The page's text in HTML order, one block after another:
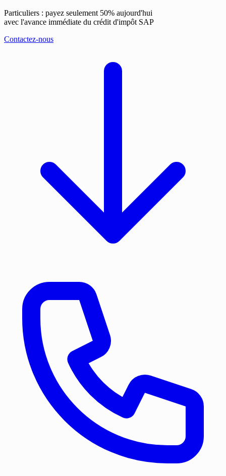
Particuliers : payez seulement 50% aujourd'hui
avec l'avance immédiate du crédit d'impôt SAP
Contactez-nous